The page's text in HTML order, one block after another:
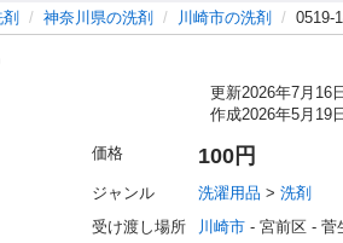
神奈川県の洗剤 川崎市の洗剤 0519-
更新2026年7月16
作成2026年5月19
価格 100円
ジャンル 洗濯用品 > 洗剤
受け渡し場所
川崎市 - 宮前区 - 菅